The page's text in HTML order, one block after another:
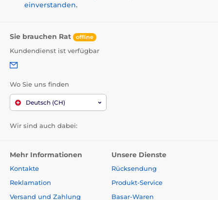
einverstanden.
Sie brauchen Rat offline
Kundendienst ist verfügbar
Wo Sie uns finden
Deutsch (CH)
Wir sind auch dabei:
Mehr Informationen
Kontakte
Reklamation
Versand und Zahlung
Unsere Dienste
Rücksendung
Produkt-Service
Basar-Waren